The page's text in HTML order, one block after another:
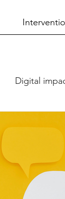
Digital
Gestion de